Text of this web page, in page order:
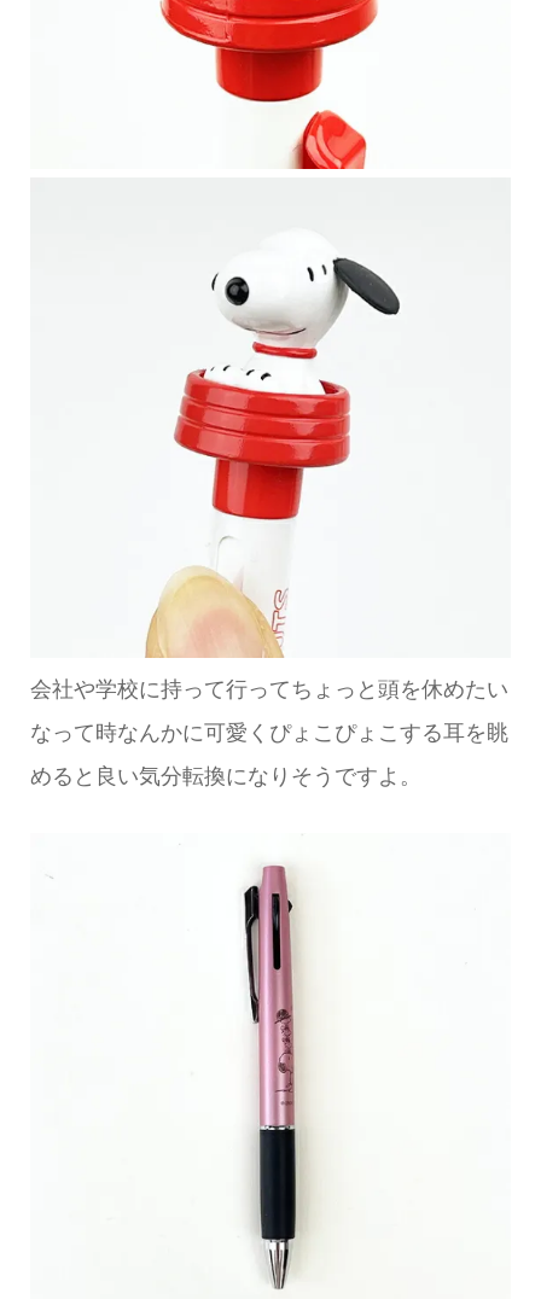
会社や学校に持って行ってちょっと頭を休めたい
なって時なんかに可愛くぴょこぴょこする耳を眺
めると良い気分転換になりそうですよ。